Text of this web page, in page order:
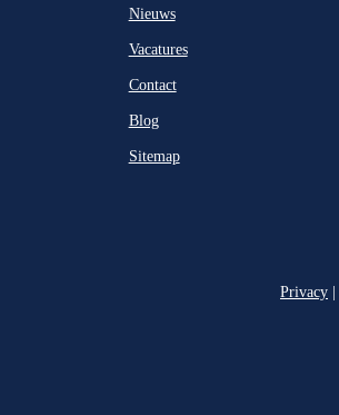
Nieuws
Vacatures
Contact
Blog
Sitemap
Privacy